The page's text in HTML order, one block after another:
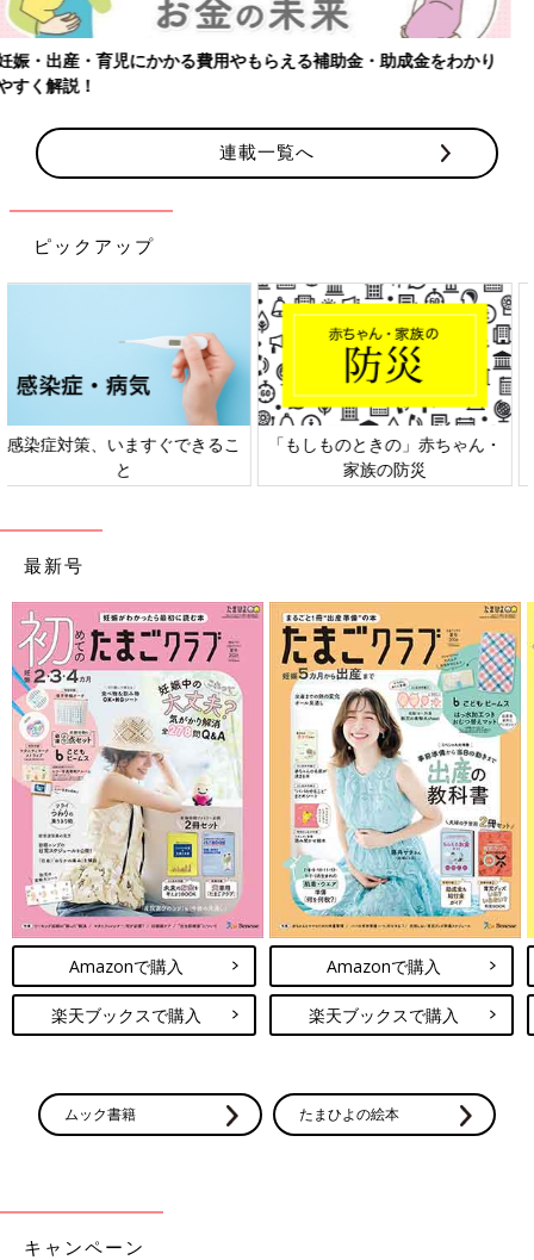
【ワクチン接種できるものも】妊婦の感染症対策、知っておいて！
連載一覧へ
ピックアップ
日本外来小児科学会リーフレッ
ト検討会
六星占術 細木かおりさんの人生
相談
最新号
Amazonで購入
楽天ブックスで購入
Amazonで購入
楽天ブックスで購入
ムック書籍 たまひよの絵本
キャンペーン